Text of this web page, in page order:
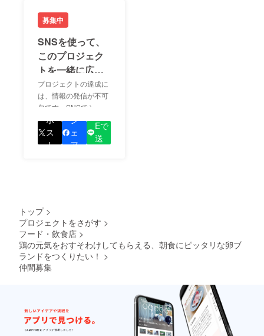
募集中
SNSを使って、
このプロジェク
トを一緒に広め
ましょう！
プロジェクトの達成に
は、情報の発信が不可
欠です。SNSでシェア
をして、あなたが応援
しているプロジェクト
の良さを知ってもらい
ポ
ス
ト
シ
ェ
ア
Eで
送
トップ >
プロジェクトをさがす >
フード・飲食店 >
鶏の元気をおすそわけしてもらえる、朝食にピッタリな卵ブ
ランドをつくりたい！ >
仲間募集